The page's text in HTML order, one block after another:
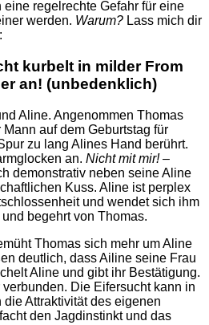
regelrechte Gefahr für eine
werden. Warum? Lass mich dir
kurbelt in milder From
an! (unbedenklich)
Aline. Angenommen Thomas
auf dem Geburtstag für
zu lang Alines Hand berührt.
an. Nicht mit mir!–
demonstrativ neben seine Aline
Kuss. Aline ist perplex
und wendet sich ihm
begehrt von Thomas.
Thomas sich mehr um Aline
deutlich, dass Ailine seine Frau
Aline und gibt ihr Bestätigung.
Die Eifersucht kann in
Attraktivität des eigenen
den Jagdinstinkt und das